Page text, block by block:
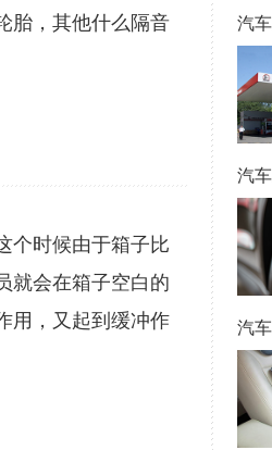
胎，其他什么隔音
个时候由于箱子比
就会在箱子空白的
用，又起到缓冲作
汽